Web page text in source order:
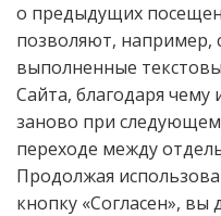
Отправить
© 2026 Historia provinciae
Государственный
о предыдущих
позволяют, например,
выполненные
Сайта, благодаря чему
заново при
переходе между
Продолжая
кнопку «Согласен», вы